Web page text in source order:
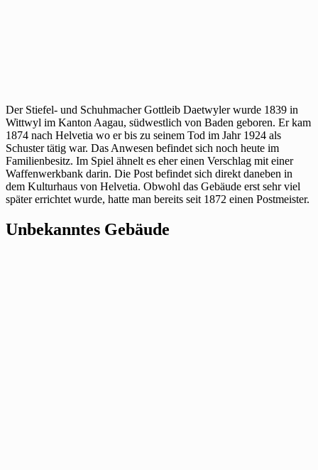
Der Stiefel- und Schuhmacher Gottleib Daetwyler wurde 1839 in
Wittwyl im Kanton Aagau, südwestlich von Baden geboren. Er kam
1874 nach Helvetia wo er bis zu seinem Tod im Jahr 1924 als
Schuster tätig war. Das Anwesen befindet sich noch heute im
Familienbesitz. Im Spiel ähnelt es eher einen Verschlag mit einer
Waffenwerkbank darin. Die Post befindet sich direkt daneben in
dem Kulturhaus von Helvetia. Obwohl das Gebäude erst sehr viel
später errichtet wurde, hatte man bereits seit 1872 einen Postmeister.
Unbekanntes Gebäude